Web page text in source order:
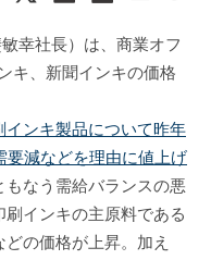
幸社長）は、商業オフ
キ、新聞インキの価格
インキ製品について昨年
要減などを理由に値上げ
もなう需給バランスの悪
インキの主原料である
の価格が上昇。加え